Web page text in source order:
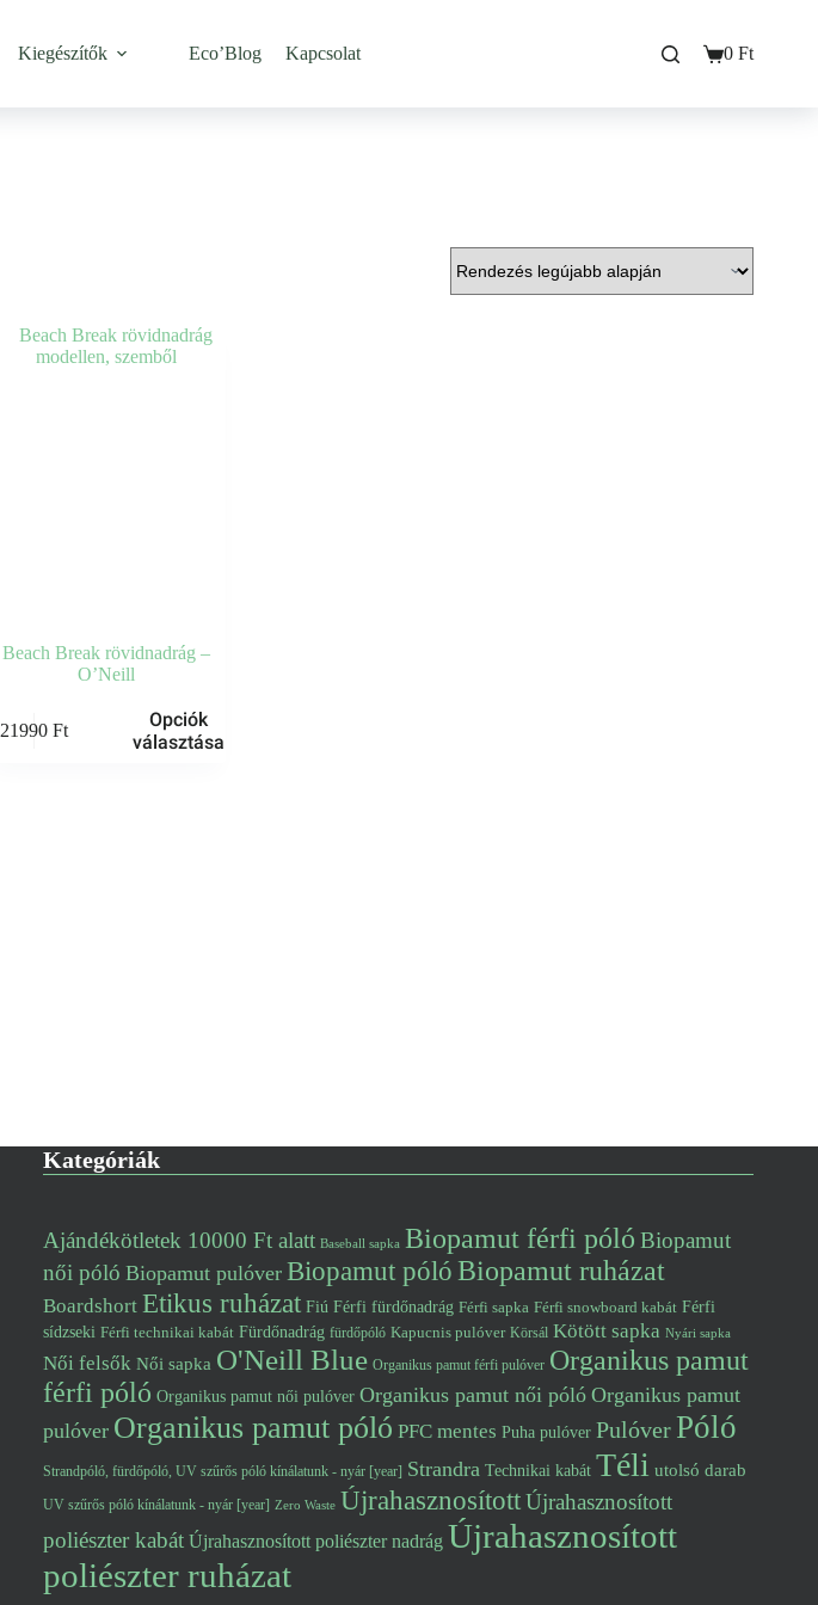
Kiegészítők Eco’Blog Kapcsolat
Bevásárló
0 Ft
Beach Break rövidnadrág –
O’Neill
21990Ft
Opciók
választása
Kategóriák
Ajándékötletek 10000 Ft alatt Baseball sapka Biopamut férfi póló Biopamut
női póló Biopamut pulóver Biopamut pólóBiopamut ruházat
Boardshort Etikus ruházat Fiú Férfi fürdőnadrág Férfi sapka Férfi snowboard kabát Férfi
sídzseki Férfi technikai kabát Fürdőnadrág fürdőpóló Kapucnis pulóver Körsál Kötött sapka Nyári sapka
Női felsők Női sapka O'Neill Blue Organikus pamut férfi pulóver Organikus pamut
férfi póló Organikus pamut női pulóver Organikus pamut női póló Organikus pamut
pulóver Organikus pamut póló PFC mentes Puha pulóver PulóverPóló
Strandpóló, fürdőpóló, UV szűrős póló kínálatunk - nyár [year] Strandra Technikai kabát Téli utolsó darab
UV szűrős póló kínálatunk - nyár [year] Zero Waste ÚjrahasznosítottÚjrahasznosított
poliészter kabát Újrahasznosított poliészter nadrág Újrahasznosított
poliészter ruházat